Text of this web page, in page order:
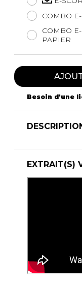
COMBO
COMBO
PAPIER
Besoin d'une
EXTRAIT(S)